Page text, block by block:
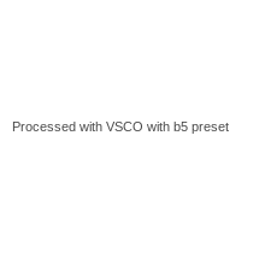
Processed with VSCO with b5 preset